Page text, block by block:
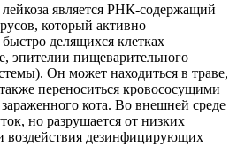
является РНК-содержащий
который активно
делящихся клетках
эпителии пищеварительного
Он может находиться в траве,
переноситься кровососущими
кота. Во внешней среде
но разрушается от низких
воздействия дезинфицирующих